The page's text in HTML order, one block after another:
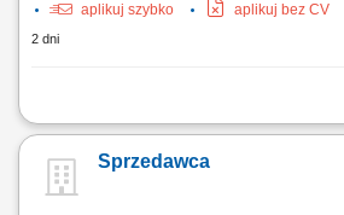
aplikuj szybko
aplikuj bez CV
2 dni
Zakres obowiązków: Profesjonalna obsługa
prawidłową ekspozycję produktów; Obsługa
sprzedażowego; Przygotowywanie raportów
Sprzedawca